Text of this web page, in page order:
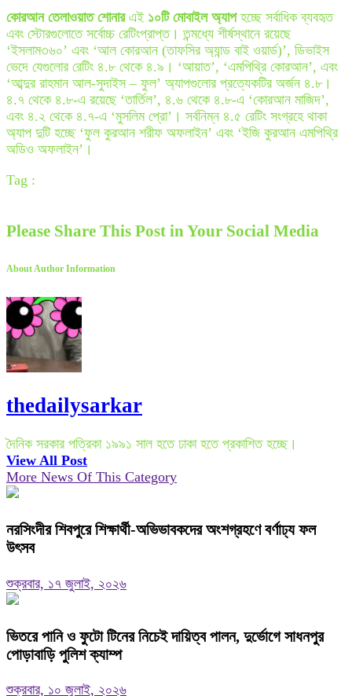
কোরআন তেলাওয়াত শোনার এই ১০টি মোবাইল অ্যাপহচ্ছে সর্বাধিক ব্যবহৃত
এবং স্টোরগুলোতে সর্বোচ্চ রেটিংপ্রাপ্ত। তন্মধ্যে শীর্ষস্থানে রয়েছে
‘ইসলাম৩৬০’ এবং ‘আল কোরআন (তাফসির অ্যান্ড বাই ওয়ার্ড)’, ডিভাইস
ভেদে যেগুলোর রেটিং ৪.৮ থেকে ৪.৯। ‘আয়াত’, ‘এমপিথ্রি কোরআন’, এবং
‘আব্দুর রাহমান আল-সুদাইস – ফুল’ অ্যাপগুলোর প্রত্যেকটির অর্জন ৪.৮।
৪.৭ থেকে ৪.৮-এ রয়েছে ‘তার্তিল’, ৪.৬ থেকে ৪.৮-এ ‘কোরআন মাজিদ’,
এবং ৪.২ থেকে ৪.৭-এ ‘মুসলিম প্রো’। সর্বনিম্ন ৪.৫ রেটিং সংগ্রহে থাকা
অ্যাপ দুটি হচ্ছে ‘ফুল কুরআন শরীফ অফলাইন’ এবং ‘ইজি কুরআন এমপিথ্রি
অডিও অফলাইন’।
Tag :
Please Share This Post in Your Social Media
About Author Information
thedailysarkar
দৈনিক সরকার পত্রিকা ১৯৯১ সাল হতে ঢাকা হতে প্রকাশিত হচ্ছে।
View All Post
More News Of This Category
নরসিংদীর শিবপুরে শিক্ষার্থী-অভিভাবকদের অংশগ্রহণে বর্ণাঢ্য ফল
উৎসব
শুক্রবার, ১৭ জুলাই, ২০২৬
ভিতরে পানি ও ফুটো টিনের নিচেই দায়িত্ব পালন, দুর্ভোগে সাধনপুর
পোড়াবাড়ি পুলিশ ক্যাম্প
শুক্রবার, ১০ জুলাই, ২০২৬